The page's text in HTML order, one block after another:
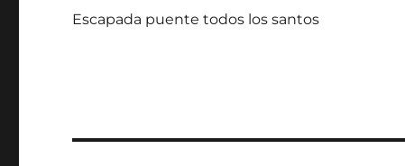
Escapada puente todos los santos